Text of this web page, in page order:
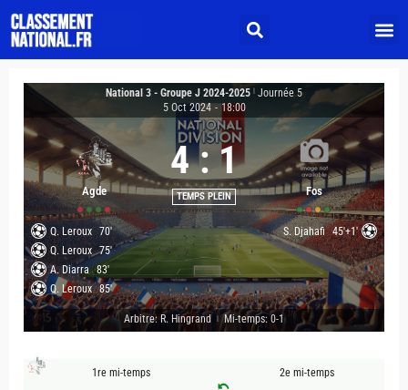
National 3 - Groupe J 2024-2025 Journée 5
5 Oct 2024 - 18:00
Agde
4 : 1
TEMPS PLEIN Fos
Q. Leroux 70'
Q. Leroux 75'
A. Diarra 83'
Q. Leroux 85'
S. Djahafi 45'+1'
Arbitre: R. Hingrand Mi-temps: 0-1
1re mi-temps 2e mi-temps